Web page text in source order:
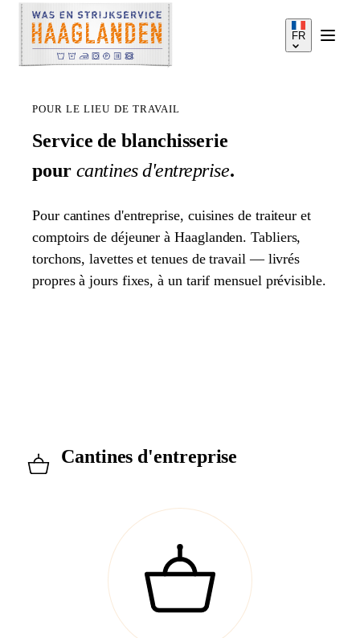
FR
SERVICES
COMMENT ÇA MARCHE
TARIFS
S'INSCRIRE
POUR LE LIEU DE TRAVAIL
Service de blanchisserie
pour cantines d'entreprise.
Pour cantines d'entreprise, cuisines de traiteur et
comptoirs de déjeuner à Haaglanden. Tabliers,
torchons, lavettes et tenues de travail — livrés
propres à jours fixes, à un tarif mensuel prévisible.
Cantines d'entreprise